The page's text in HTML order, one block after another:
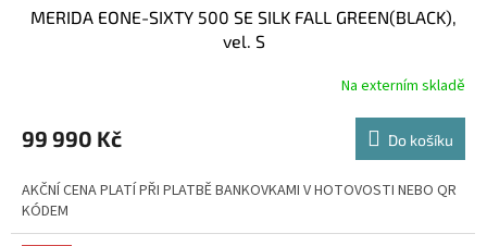
A
R
M
A
MERIDA EONE-SIXTY 500 SE SILK FALL GREEN(BLACK),
vel. S
Na externím skladě
99 990 Kč Do košíku
AKČNÍ CENA PLATÍ PŘI PLATBĚ BANKOVKAMI V HOTOVOSTI NEBO QR
KÓDEM